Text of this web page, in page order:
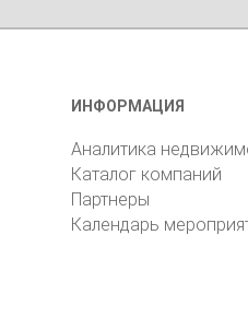
ИНФОРМАЦИЯ
Аналитика
Каталог компаний
Партнеры
Календарь